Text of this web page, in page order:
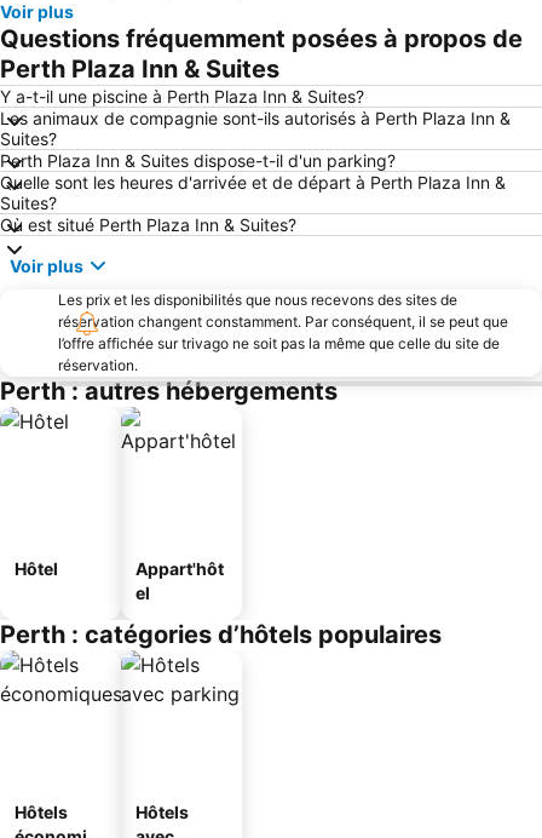
Voir plus
Questions fréquemment posées à propos de
Perth Plaza Inn & Suites
Y a-t-il une piscine à Perth Plaza Inn & Suites?
Les animaux de compagnie sont-ils autorisés à Perth Plaza Inn &
Suites?
Perth Plaza Inn & Suites dispose-t-il d'un parking?
Quelle sont les heures d'arrivée et de départ à Perth Plaza Inn &
Suites?
Où est situé Perth Plaza Inn & Suites?
Voir plus
Les prix et les disponibilités que nous recevons des sites de
réservation changent constamment. Par conséquent, il se peut que
l’offre affichée sur trivago ne soit pas la même que celle du site de
réservation.
Perth : autres hébergements
Hôtel
Appart'hôt
el
Perth : catégories d’hôtels populaires
Hôtels
Hôtels